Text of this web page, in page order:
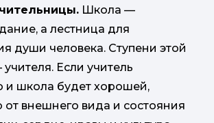
Школа —
а лестница для
души человека. Ступени этой
Если учитель
и школа будет хорошей,
от внешнего вида и состояния